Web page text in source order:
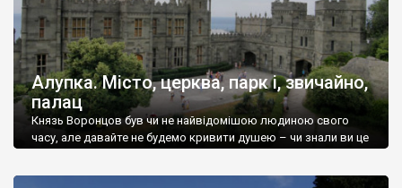
Алупка. Місто, церква, парк і, звичайно,
палац
Князь Воронцов був чи не найвідомішою людиною свого
часу, але давайте не будемо кривити душею – чи знали ви це